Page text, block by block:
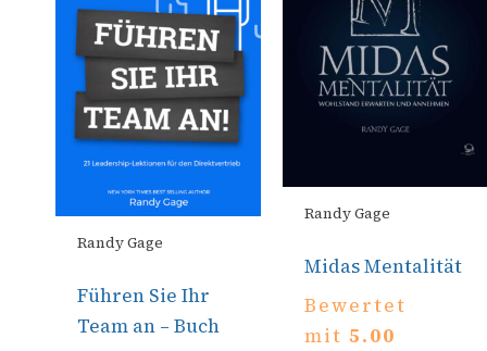
Randy Gage
Führen Sie Ihr
Team an – Buch
Randy Gage
Midas Mentalität
Bewertet
mit 5.00